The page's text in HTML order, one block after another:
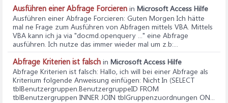
Ausführen einer Abfrage Forcieren in Microsoft Access Hilfe
Ausführen einer Abfrage Forcieren: Guten Morgen Ich hätte
mal ne Frage zum Ausführen von Abfragen mittels VBA. Mittels
VBA kann ich ja via "docmd.openquery ..." eine Abfrage
ausführen. Ich nutze das immer wieder mal um z.b:...
Abfrage Kriterien ist falsch in Microsoft Access Hilfe
Abfrage Kriterien ist falsch: Hallo, ich will bei einer Abfrage als
Kriterium folgende Anweisung einfügen: Nicht In (SELECT
tblBenutzergruppen.BenutzergruppeID FROM
tblBenutzergruppen INNER JOIN tblGruppenzuordnungen ON...